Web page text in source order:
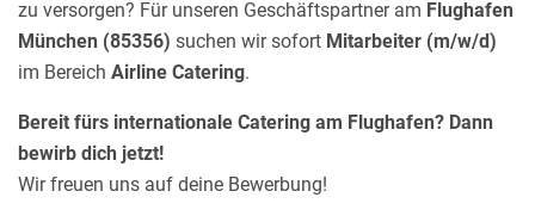
zu versorgen? Für unseren Geschäftspartner am Flughafen
München (85356) suchen wir sofort Mitarbeiter (m/w/d)
im Bereich Airline Catering.
Bereit fürs internationale Catering am Flughafen? Dann
bewirb dich jetzt!
Wir freuen uns auf deine Bewerbung!